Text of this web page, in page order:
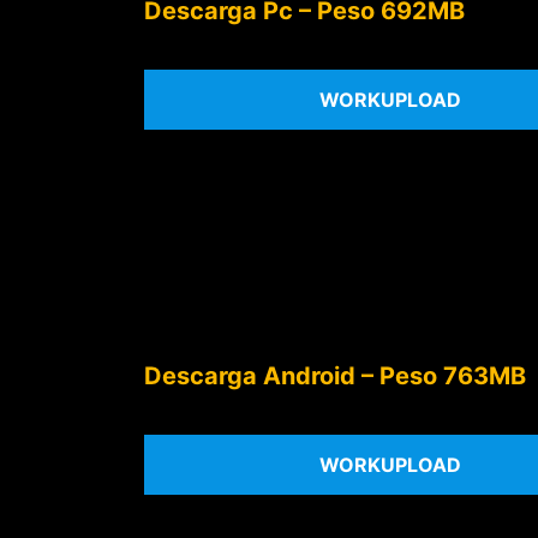
Descarga Pc – Peso 692MB
WORKUPLOAD
Descarga Android – Peso 763MB
WORKUPLOAD